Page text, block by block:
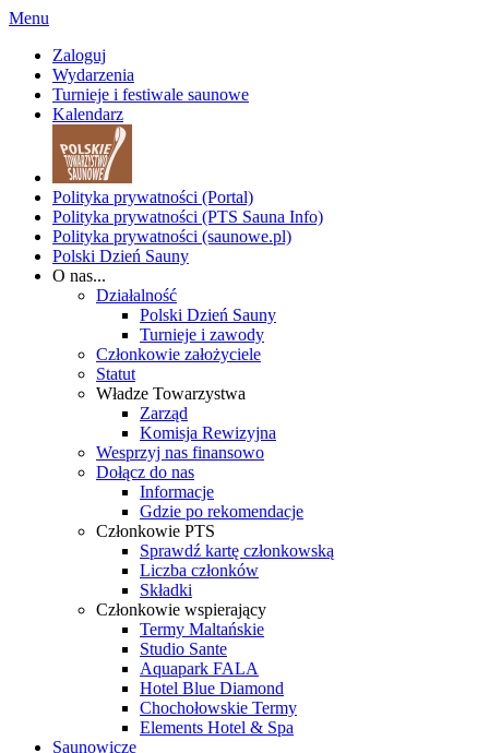
Menu
Zaloguj
Wydarzenia
Turnieje i festiwale saunowe
Kalendarz
Polityka prywatności (Portal)
Polityka prywatności (PTS Sauna Info)
Polityka prywatności (saunowe.pl)
Polski Dzień Sauny
O nas...
Działalność
Polski Dzień Sauny
Turnieje i zawody
Członkowie założyciele
Statut
Władze Towarzystwa
Zarząd
Komisja Rewizyjna
Wesprzyj nas finansowo
Dołącz do nas
Informacje
Gdzie po rekomendacje
Członkowie PTS
Sprawdź kartę członkowską
Liczba członków
Składki
Członkowie wspierający
Termy Maltańskie
Studio Sante
Aquapark FALA
Hotel Blue Diamond
Chochołowskie Termy
Elements Hotel & Spa
Saunowicze